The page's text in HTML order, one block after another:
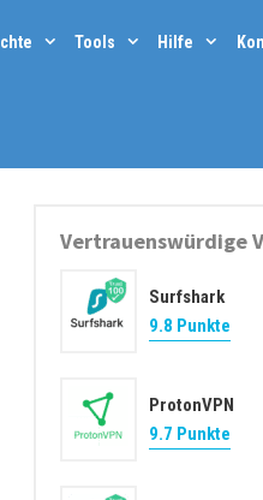
Tools Hilfe
Vertrauenswürdige
Surfshark
9.8 Punkte
ProtonVPN
9.7 Punkte